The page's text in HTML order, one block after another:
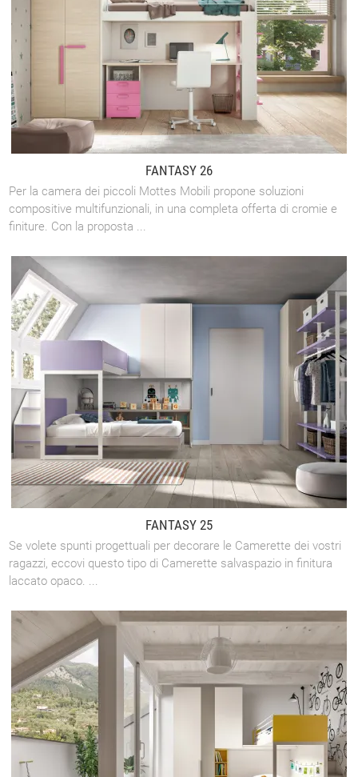
FANTASY 26
Per la camera dei piccoli Mottes Mobili propone soluzioni
compositive multifunzionali, in una completa offerta di cromie e
finiture. Con la proposta ...
FANTASY 25
Se volete spunti progettuali per decorare le Camerette dei vostri
ragazzi, eccovi questo tipo di Camerette salvaspazio in finitura
laccato opaco. ...